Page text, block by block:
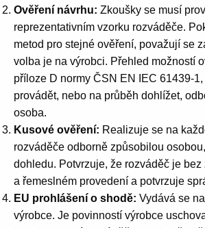
Ověření návrhu: Zkoušky se musí
reprezentativním vzorku rozváděče.
metod pro stejné ověření, považují se
volba je na výrobci. Přehled možností
příloze D normy ČSN EN IEC 61439-
provádět, nebo na průběh dohlížet,
osoba.
Kusové ověření: Realizuje se na
rozváděče odborně způsobilou
dohledu. Potvrzuje, že rozváděč je
a řemeslném provedení a potvrzuje
EU prohlášení o shodě: Vydává se
výrobce. Je povinností výrobce